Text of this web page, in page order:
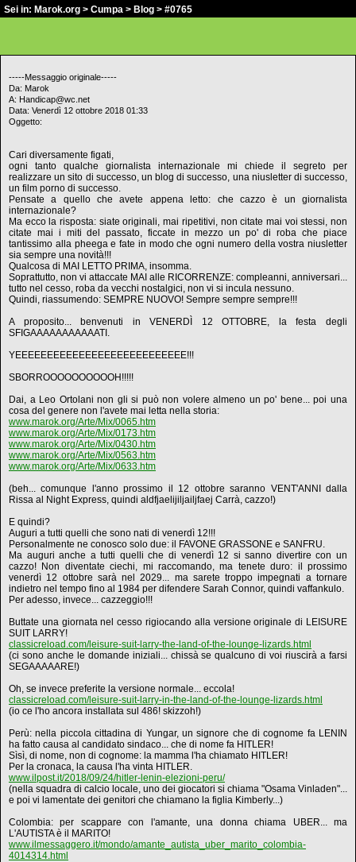
Sei in: Marok.org > Cumpa > Blog > #0765
-----Messaggio originale-----
Da: Marok
A: Handicap@wc.net
Data: Venerdì 12 ottobre 2018 01:33
Oggetto:
Cari diversamente figati,
ogni tanto qualche giornalista internazionale mi chiede il segreto per
realizzare un sito di successo, un blog di successo, una niusletter di successo,
un film porno di successo.
Pensate a quello che avete appena letto: che cazzo è un giornalista
internazionale?
Ma ecco la risposta: siate originali, mai ripetitivi, non citate mai voi stessi, non
citate mai i miti del passato, ficcate in mezzo un po' di roba che piace
tantissimo alla pheega e fate in modo che ogni numero della vostra niusletter
sia sempre una novità!!!
Qualcosa di MAI LETTO PRIMA, insomma.
Soprattutto, non vi attaccate MAI alle RICORRENZE: compleanni, anniversari...
tutto nel cesso, roba da vecchi nostalgici, non vi si incula nessuno.
Quindi, riassumendo: SEMPRE NUOVO! Sempre sempre sempre!!!
A proposito... benvenuti in VENERDÌ 12 OTTOBRE, la festa degli
SFIGAAAAAAAAAAATI.
YEEEEEEEEEEEEEEEEEEEEEEEEEEE!!!
SBORROOOOOOOOOOH!!!!!
Dai, a Leo Ortolani non gli si può non volere almeno un po' bene... poi una
cosa del genere non l'avete mai letta nella storia:
www.marok.org/Arte/Mix/0065.htm
www.marok.org/Arte/Mix/0173.htm
www.marok.org/Arte/Mix/0430.htm
www.marok.org/Arte/Mix/0563.htm
www.marok.org/Arte/Mix/0633.htm
(beh... comunque l'anno prossimo il 12 ottobre saranno VENT'ANNI dalla
Rissa al Night Express, quindi aldfjaelijiljailjfaej Carrà, cazzo!)
E quindi?
Auguri a tutti quelli che sono nati di venerdì 12!!!
Personalmente ne conosco solo due: il FAVONE GRASSONE e SANFRU.
Ma auguri anche a tutti quelli che di venerdì 12 si sanno divertire con un
cazzo! Non diventate ciechi, mi raccomando, ma tenete duro: il prossimo
venerdì 12 ottobre sarà nel 2029... ma sarete troppo impegnati a tornare
indietro nel tempo fino al 1984 per difendere Sarah Connor, quindi vaffankulo.
Per adesso, invece... cazzeggio!!!
Buttate una giornata nel cesso rigiocando alla versione originale di LEISURE
SUIT LARRY!
classicreload.com/leisure-suit-larry-the-land-of-the-lounge-lizards.html
(ci sono anche le domande iniziali... chissà se qualcuno di voi riuscirà a farsi
SEGAAAAARE!)
Oh, se invece preferite la versione normale... eccola!
classicreload.com/leisure-suit-larry-in-the-land-of-the-lounge-lizards.html
(io ce l'ho ancora installata sul 486! skizzoh!)
Perù: nella piccola cittadina di Yungar, un signore che di cognome fa LENIN
ha fatto causa al candidato sindaco... che di nome fa HITLER!
Sìsì, di nome, non di cognome: la mamma l'ha chiamato HITLER!
Per la cronaca, la causa l'ha vinta HITLER.
www.ilpost.it/2018/09/24/hitler-lenin-elezioni-peru/
(nella squadra di calcio locale, uno dei giocatori si chiama "Osama Vinladen"...
e poi vi lamentate dei genitori che chiamano la figlia Kimberly...)
Colombia: per scappare con l'amante, una donna chiama UBER... ma
L'AUTISTA è il MARITO!
www.ilmessaggero.it/mondo/amante_autista_uber_marito_colombia-
4014314.html